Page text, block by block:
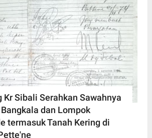
Kr Sibali Serahkan Sawahnya
dan Lompok
termasuk Tanah Kering di